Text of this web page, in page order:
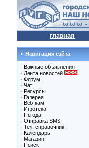
главная
Навигация сайта
· Важные объявления
· Лента новостей
· Форум
· Чат
· Ресурсы
· Галерея
· Веб-кам
· Игротека
· Погода
· Отправка SMS
· Тел. справочник
· Календарь
· Магазин
· Поиск